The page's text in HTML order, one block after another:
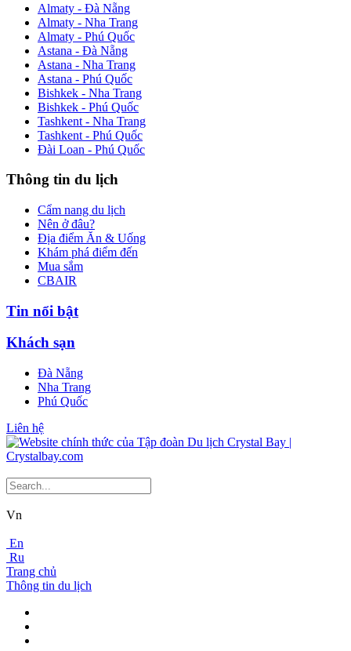
Almaty - Đà Nẵng
Almaty - Nha Trang
Almaty - Phú Quốc
Astana - Đà Nẵng
Astana - Nha Trang
Astana - Phú Quốc
Bishkek - Nha Trang
Bishkek - Phú Quốc
Tashkent - Nha Trang
Tashkent - Phú Quốc
Đài Loan - Phú Quốc
Thông tin du lịch
Cẩm nang du lịch
Nên ở đâu?
Địa điểm Ăn & Uống
Khám phá điểm đến
Mua sắm
CBAIR
Tin nổi bật
Khách sạn
Đà Nẵng
Nha Trang
Phú Quốc
Liên hệ
Vn
En
Ru
Trang chủ
Thông tin du lịch